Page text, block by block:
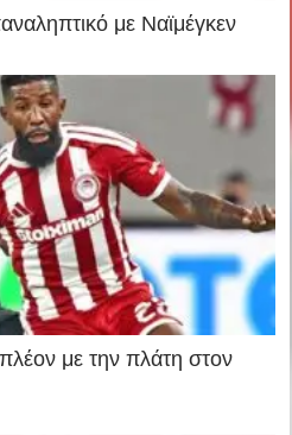
με Ναϊμέγκεν
με την πλάτη στον